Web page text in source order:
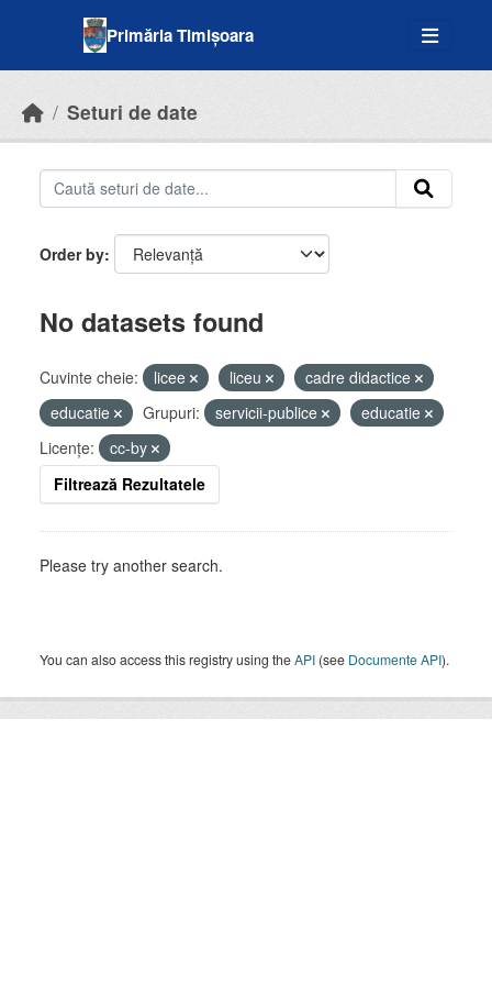
Primăria Timișoara
Seturi de date
Order by
No datasets found
Cuvinte cheie: licee liceu
cadre didactice
educatie
Grupuri: servicii-publice
educatie
Licenţe:
cc-by
Filtrează Rezultatele
Please try another search.
You can also access this registry using theAPI (see Documente API).